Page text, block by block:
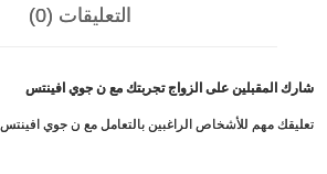
التعليقات (0)
شارك المقبلين على الزواج تجربتك مع ن جوي افينتس
تعليقك مهم للأشخاص الراغبين بالتعامل مع ن جوي افينتس